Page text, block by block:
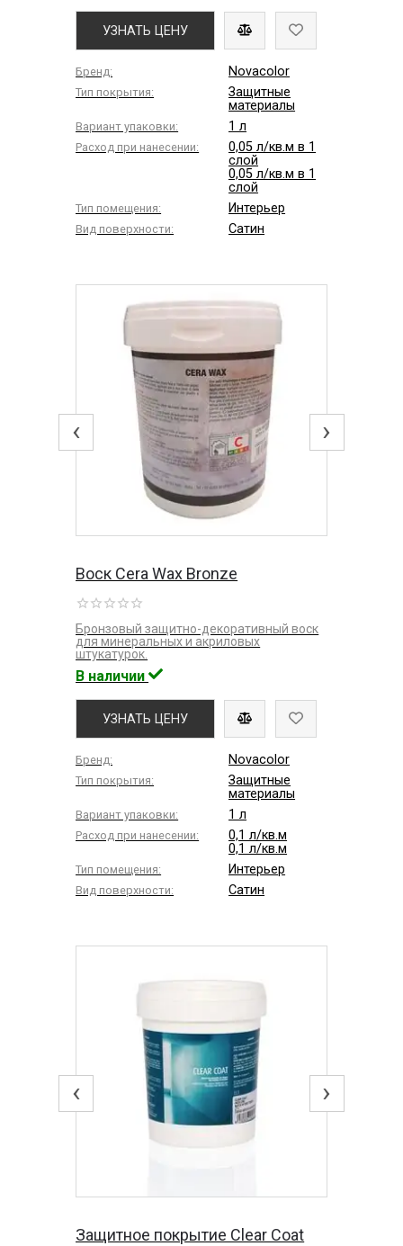
УЗНАТЬ ЦЕНУ
Бренд: Novacolor
Тип покрытия:
Защитные
материалы
Вариант упаковки: 1 л
Расход при нанесении:
0,05 л/кв.м в 1
слой
0,05 л/кв.м в 1
слой
Тип помещения: Интерьер
Вид поверхности: Сатин
‹ ›
Воск Cera Wax Bronze
Бронзовый защитно-декоративный воск
для минеральных и акриловых
штукатурок.
В наличии
УЗНАТЬ ЦЕНУ
Бренд: Novacolor
Тип покрытия:
Защитные
материалы
Вариант упаковки: 1 л
Расход при нанесении:
0,1 л/кв.м
0,1 л/кв.м
Тип помещения: Интерьер
Вид поверхности: Сатин
‹ ›
Защитное покрытие Clear Coat